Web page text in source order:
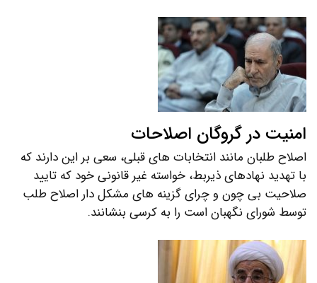
امنیت در گروگان اصلاحات
اصلاح طلبان مانند انتخابات های قبلی، سعی بر این دارند که
با تهدید نهادهای ذیربط، خواسته غیر قانونی خود که تایید
صلاحیت بی چون و چرای گزینه های مشکل دار اصلاح طلب
توسط شورای نگهبان است را به کرسی بنشانند.